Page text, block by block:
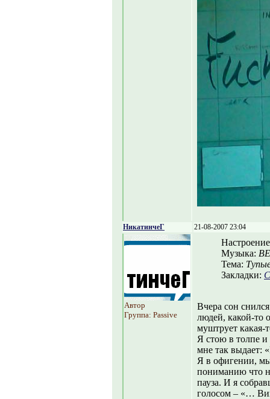
НикатинчеГ 21-08-2007 23:04
Автор
Группа: Passive
Музыка:
Тема:
Закладки:
Вчера сон
людей, какой-то
муштрует какая-
Я стою в толпе и
мне так выдает:
Я в офигении,
пониманию что
пауза. И я
голосом – «…